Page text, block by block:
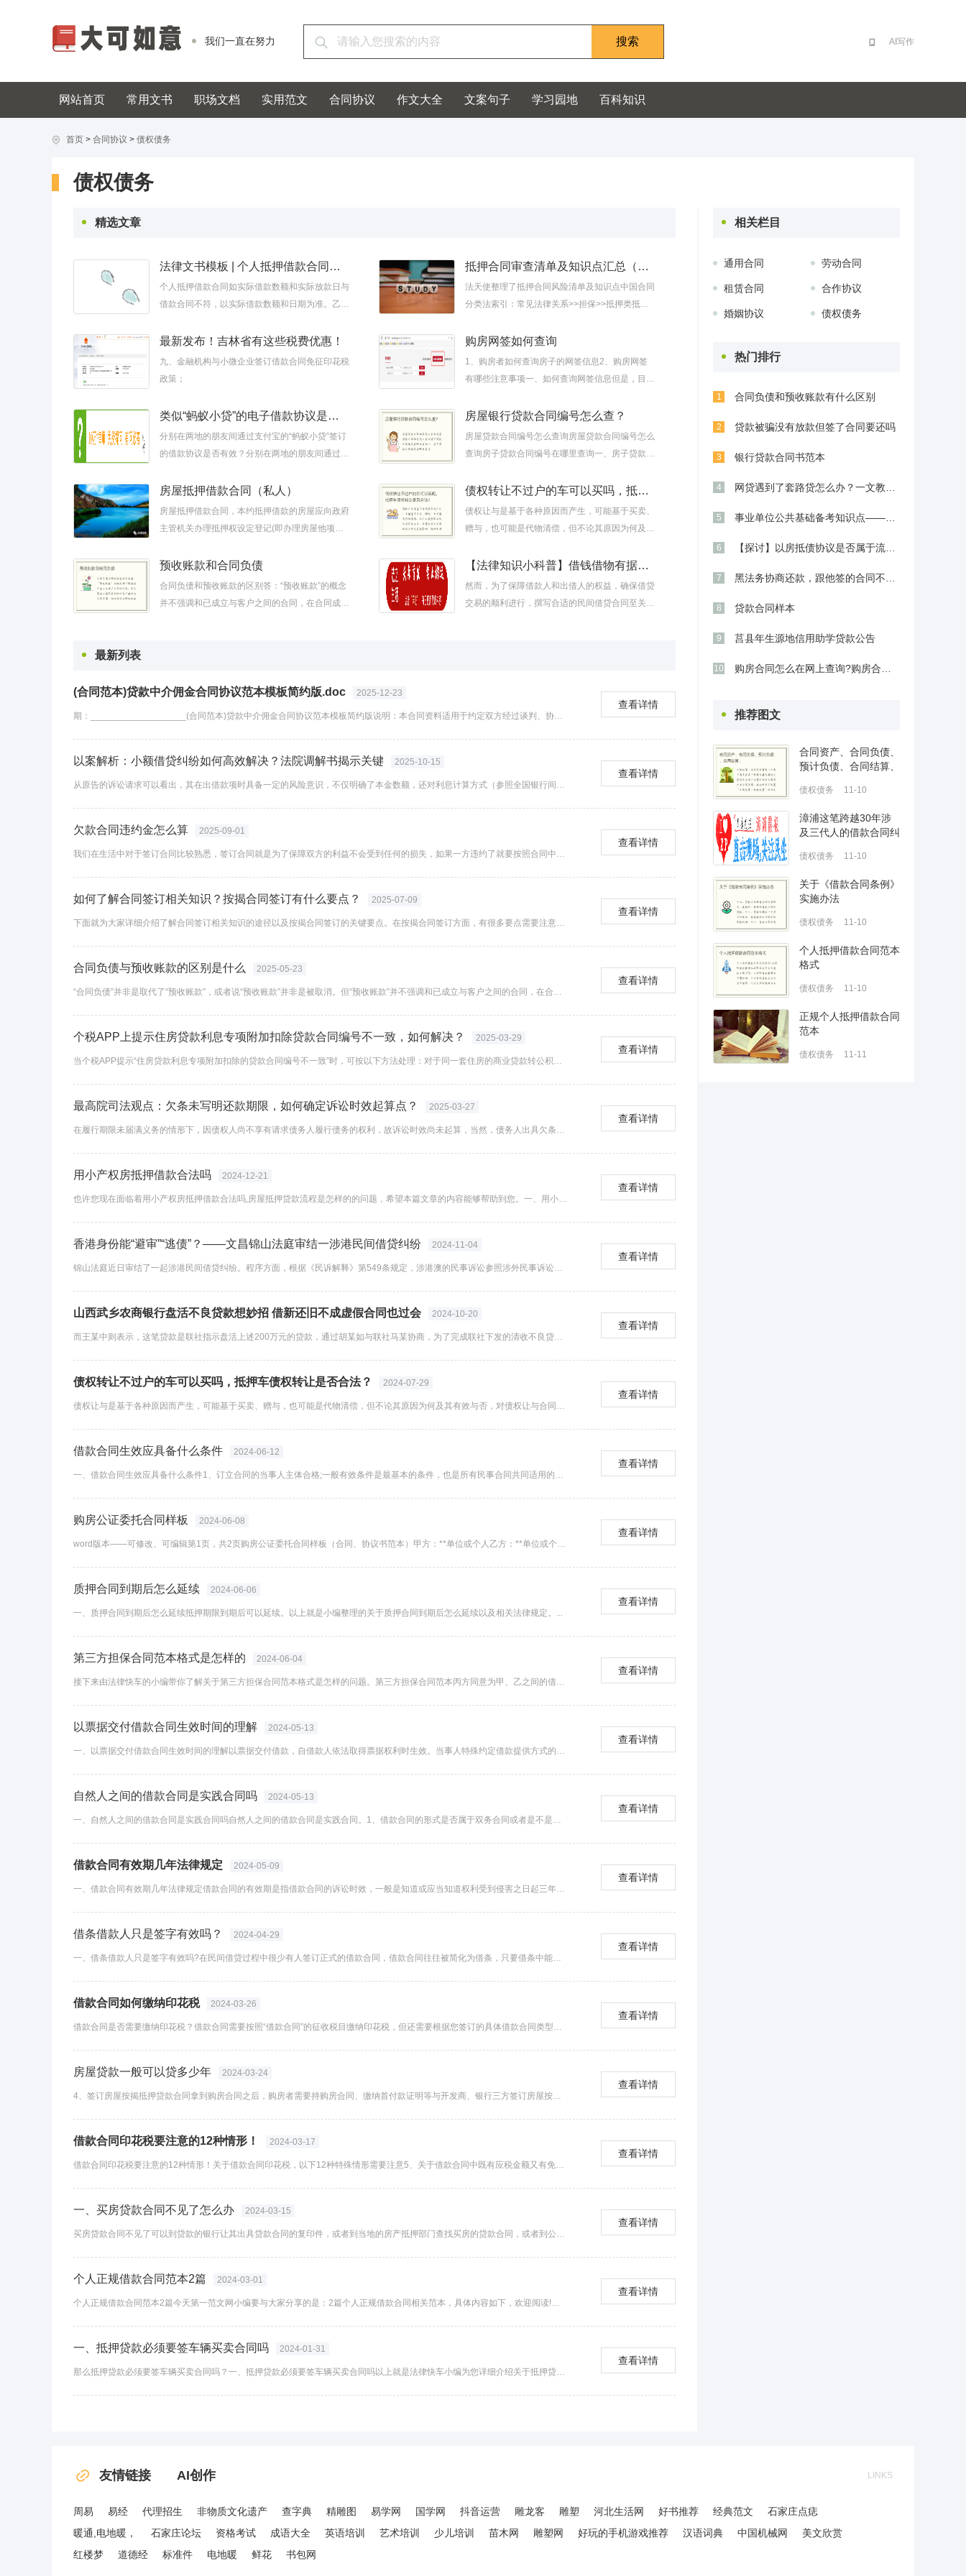
我们一直在努力 AI写作
网站首页 常用文书 职场文档 实用范文 合同协议 作文大全 文案句子 学习园地 百科知识
首页 > 合同协议 > 债权债务
债权债务
精选文章
法律文书模板 | 个人抵押借款合同（有抵
个人抵押借款合同如实际借款数额和实际放款日与
借款合同不符，以实际借款数额和日期为准。乙方
同的附件，与本合同具有同
抵押合同审查清单及知识点汇总（一）|合同
法天使整理了抵押合同风险清单及知识点中国合同
分类法索引：常见法律关系>>担保>>抵押类抵押
工程价款优先、抵押登记
最新发布！吉林省有这些税费优惠！
九、金融机构与小微企业签订借款合同免征印花税
政策；
购房网签如何查询
1、购房者如何查询房子的网签信息2、购房网签
有哪些注意事项一、如何查询网签信息但是，目前
要到各地方房产管理局网站
类似“蚂蚁小贷”的电子借款协议是否有效？
分别在两地的朋友间通过支付宝的“蚂蚁小贷”签订
的借款协议是否有效？分别在两地的朋友间通过支
网上存在很多的贷款
房屋银行贷款合同编号怎么查？
房屋贷款合同编号怎么查询房屋贷款合同编号怎么
查询房子贷款合同编号在哪里查询一、房子贷款合
房屋抵押借款合同（私人）
房屋抵押借款合同，本约抵押借款的房屋应向政府
主管机关办理抵押权设定登记(即办理房屋他项权
乙方有权向有管辖权的人民
债权转让不过户的车可以买吗，抵押车债权转让是否合法？
债权让与是基于各种原因而产生，可能基于买卖、
赠与，也可能是代物清偿，但不论其原因为何及其
抵押车拍卖的合法正规受法律
预收账款和合同负债
合同负债和预收账款的区别答：“预收账款”的概念
并不强调和已成立与客户之间的合同，在合同成立
【法律知识小科普】借钱借物有据可查：撰写
然而，为了保障借款人和出借人的权益，确保借贷
交易的顺利进行，撰写合适的民间借贷合同至关重
最新列表
(合同范本)贷款中介佣金合同协议范本模板简约版.doc 2025-12-23
期：___________________(合同范本)贷款中介佣金合同协议范本模板简约版说明：本合同资料适用于约定双方经过谈判、协商而共同承认、共同遵守的责任与义务，同时阐述确定的时间内达成约定的承诺结果。甲方主要责任是提供贷款信息（关系）...
查看详情
以案解析：小额借贷纠纷如何高效解决？法院调解书揭示关键 2025-10-15
从原告的诉讼请求可以看出，其在出借款项时具备一定的风险意识，不仅明确了本金数额，还对利息计算方式（参照全国银行间同业拆借中心公布的贷款市场报价利率LPR）和起算时间（自2023年3月21日）作出了约定，这为其后续通过法律途径维权奠定了良好的...
查看详情
欠款合同违约金怎么算 2025-09-01
我们在生活中对于签订合同比较熟悉，签订合同就是为了保障双方的利益不会受到任何的损失，如果一方违约了就要按照合同中的违约赔偿进行赔偿，也就是缴纳一定的违约金，违约金的数额就是合同中协议商量好的，违约金就是补偿其中一方的损失。...
查看详情
如何了解合同签订相关知识？按揭合同签订有什么要点？ 2025-07-09
下面就为大家详细介绍了解合同签订相关知识的途径以及按揭合同签订的关键要点。在按揭合同签订方面，有很多要点需要注意。总之，在合同签订过程中，无论是了解相关知识还是签订按揭合同，都需要我们保持谨慎和细心，充分了解各项条款和规定，以保障自己的合法...
查看详情
合同负债与预收账款的区别是什么 2025-05-23
“合同负债”并非是取代了“预收账款”，或者说“预收账款”并非是被取消。但“预收账款”并不强调和已成立与客户之间的合同，在合同成立前已收到的对价不能称为合同负债，但仍可作为预收账款。合同一旦正式成立，就要将预收账款转入合同负债。...
查看详情
个税APP上提示住房贷款利息专项附加扣除贷款合同编号不一致，如何解决？ 2025-03-29
当个税APP提示“住房贷款利息专项附加扣除的贷款合同编号不一致”时，可按以下方法处理：对于同一套住房的商业贷款转公积金贷款的情况，需要先修改2024年度的住房贷款利息专项附加，然后在“专项附加扣除”功能页面点击“一键确认”进行确认操作。...
查看详情
最高院司法观点：欠条未写明还款期限，如何确定诉讼时效起算点？ 2025-03-27
在履行期限未届满义务的情形下，因债权人尚不享有请求债务人履行债务的权利，故诉讼时效尚未起算，当然，债务人出具欠条的行为也不具有诉讼时效起算的效力，更谈不上具有诉讼时效中断的效力了。2、关于未定履行期限的欠条诉讼时效期间如何计算的问题。(1)...
查看详情
用小产权房抵押借款合法吗 2024-12-21
也许您现在面临着用小产权房抵押借款合法吗,房屋抵押贷款流程是怎样的的问题，希望本篇文章的内容能够帮助到您。一、用小产权房抵押借款合法吗1、用小产权房抵押贷款的，如果抵押人告知抵押权人房屋是没有合法产权的，并且抵押权人同意的，抵押行为有效，但...
查看详情
香港身份能“避审”“逃债”？——文昌锦山法庭审结一涉港民间借贷纠纷 2024-11-04
锦山法庭近日审结了一起涉港民间借贷纠纷。程序方面，根据《民诉解释》第549条规定，涉港澳的民事诉讼参照涉外民事诉讼程序进行。在小陈获得香港永居身份后，未就本案争议与小王就管辖法院书面协议明确的情况下，小陈认为内地法院对本案没有管辖权，显然没...
查看详情
山西武乡农商银行盘活不良贷款想妙招 借新还旧不成虚假合同也过会 2024-10-20
而王某中则表示，这笔贷款是联社指示盘活上述200万元的贷款，通过胡某如与联社马某协商，为了完成联社下发的清收不良贷款的任务，才会同意贷款。...
查看详情
债权转让不过户的车可以买吗，抵押车债权转让是否合法？ 2024-07-29
债权让与是基于各种原因而产生，可能基于买卖、赠与，也可能是代物清偿，但不论其原因为何及其有效与否，对债权让与合同的效力并无直接影响。抵押车拍卖的合法正规受法律保护的，但是抵押车的购买是无法申请过后的，不过抵押车辆的保险以及年审等问题都是能够...
查看详情
借款合同生效应具备什么条件 2024-06-12
一、借款合同生效应具备什么条件1、订立合同的当事人主体合格;一般有效条件是最基本的条件，也是所有民事合同共同适用的条件。而因为借款合同是实践合同，因而个人借款合同也是自贷款人提供借款时生效。只有贷款人实际向借款人提供了借款时，借款合同才生效...
查看详情
购房公证委托合同样板 2024-06-08
word版本——可修改、可编辑第1页，共2页购房公证委托合同样板（合同、协议书范本）甲方：**单位或个人乙方：**单位或个人签订日期：**年**月**日签订地点：**省**市**地购房公证委托合同样板1、签订购房合同3、办理银行按揭贷款手续...
查看详情
质押合同到期后怎么延续 2024-06-06
一、质押合同到期后怎么延续抵押期限到期后可以延续。以上就是小编整理的关于质押合同到期后怎么延续以及相关法律规定。...
查看详情
第三方担保合同范本格式是怎样的 2024-06-04
接下来由法律快车的小编带你了解关于第三方担保合同范本格式是怎样的问题。第三方担保合同范本丙方同意为甲、乙之间的借款合同提供担保。通过以上法律快车小编整理的资料，你知道第三方担保合同范本格式是怎样的吗？...
查看详情
以票据交付借款合同生效时间的理解 2024-05-13
一、以票据交付借款合同生效时间的理解以票据交付借款，自借款人依法取得票据权利时生效。当事人特殊约定借款提供方式的，从其约定，但借款合同的生效时间仍然为合同实际履行之时。...
查看详情
自然人之间的借款合同是实践合同吗 2024-05-13
一、自然人之间的借款合同是实践合同吗自然人之间的借款合同是实践合同。1、借款合同的形式是否属于双务合同或者是不是单务合同，每个人的说法都不一致。这么看来双方属于对价关系，所以借款合同属于双务合同。以上是找法网小编对“自然人之间的借款合同是实...
查看详情
借款合同有效期几年法律规定 2024-05-09
一、借款合同有效期几年法律规定借款合同的有效期是指借款合同的诉讼时效，一般是知道或应当知道权利受到侵害之日起三年。二、借款合同条款有哪些借款合同条款有以下几点：借款合同由谁管辖法院具体如下：1.如果借款合同有约定的，由约定的法院管辖;...
查看详情
借条借款人只是签字有效吗？ 2024-04-29
一、借条借款人只是签字有效吗?在民间借贷过程中很少有人签订正式的借款合同，借款合同往往被简化为借条，只要借条中能体现出借贷的内容，借款合同关系也是成立的，出一份书面的借条还是很有必要。另外，需要特别提醒的是，借款协议不同于借条。...
查看详情
借款合同如何缴纳印花税 2024-03-26
借款合同是否需要缴纳印花税？借款合同需要按照“借款合同”的征收税目缴纳印花税，但还需要根据您签订的具体借款合同类型来判断是是否属于应税范围。借款合同如何缴纳印花税？2.无息或者贴息借款合同、国际金融组织向中国提供优惠贷款书立的借款合同免征印...
查看详情
房屋贷款一般可以贷多少年 2024-03-24
4、签订房屋按揭抵押贷款合同拿到购房合同之后，购房者需要持购房合同、缴纳首付款证明等与开发商、银行三方签订房屋按揭抵押贷款合同，合同会对按揭房屋产权、贷款额度、贷款年限、约定利率、还款方式以及三方义务做出说明和限定。...
查看详情
借款合同印花税要注意的12种情形！ 2024-03-17
借款合同印花税要注意的12种情形！关于借款合同印花税，以下12种特殊情形需要注意5、关于借款合同中既有应税金额又有免税金额。对这类“混合”借款合同，凡合同中能划分免税金额与应税金额的，只就应税金额计税贴花；不能划分清楚的，应按借款总金额计税...
查看详情
一、买房贷款合同不见了怎么办 2024-03-15
买房贷款合同不见了可以到贷款的银行让其出具贷款合同的复印件，或者到当地的房产抵押部门查找买房的贷款合同，或者到公积金办理中心查档。买房贷款合同不见了可以让银行给原合同的复印件或者到公积金中心或房产抵押部门查档。3.在贷款银行查询，直接带上本...
查看详情
个人正规借款合同范本2篇 2024-03-01
个人正规借款合同范本2篇今天第一范文网小编要与大家分享的是：2篇个人正规借款合同相关范本，具体内容如下，欢迎阅读!个人正规借款合同范本篇一个人正规借款合同范本篇二民间借贷合同不正规会怎样?民间借贷合同的不正规主要表现在以下几点：第一，借贷双...
查看详情
一、抵押贷款必须要签车辆买卖合同吗 2024-01-31
那么抵押贷款必须要签车辆买卖合同吗？一、抵押贷款必须要签车辆买卖合同吗以上就是法律快车小编为您详细介绍关于抵押贷款必须要签车辆买卖合同吗的相关知识，综上所述，我们可以得知对于抵押贷款的时候，都是需要签订抵押贷款合同的。...
查看详情
相关栏目
通用合同 劳动合同
租赁合同 合作协议
婚姻协议 债权债务
热门排行
1 合同负债和预收账款有什么区别
2 贷款被骗没有放款但签了合同要还吗
3 银行贷款合同书范本
4
5
6
7
8 贷款合同样本
9 莒县年生源地信用助学贷款公告
10
推荐图文
合同资产、合同负债、
预计负债、合同结算、
债权债务 11-10
漳浦这笔跨越30年涉
及三代人的借款合同纠
债权债务 11-10
关于《借款合同条例》
实施办法
债权债务 11-10
个人抵押借款合同范本
格式
债权债务 11-10
正规个人抵押借款合同
范本
债权债务 11-11
友情链接 AI创作 LINKS
周易 易经 代理招生 非物质文化遗产 查字典 精雕图 易学网 国学网 抖音运营 雕龙客 雕塑 河北生活网 好书推荐 经典范文
石家庄点痣
暖通,电地暖，
石家庄论坛 资格考试 成语大全 英语培训 艺术培训 少儿培训 苗木网 雕塑网 好玩的手机游戏推荐 汉语词典 中国机械网
美文欣赏
红楼梦
道德经 标准件 电地暖 鲜花 书包网